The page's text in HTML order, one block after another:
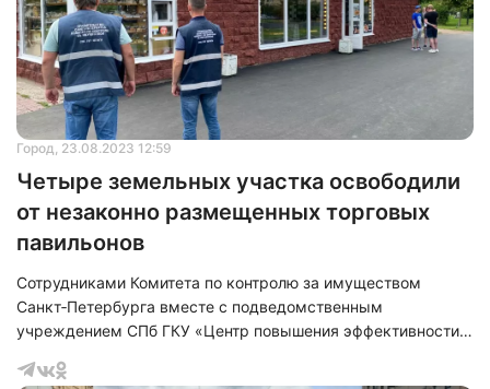
Город, 23.08.2023 12:59
Четыре земельных участка освободили
от незаконно размещенных торговых
павильонов
Сотрудниками Комитета по контролю за имуществом
Санкт‑Петербурга вместе с подведомственным
учреждением СПб ГКУ «Центр повышения эффективности
работы по освобождению 4 земельных участков от